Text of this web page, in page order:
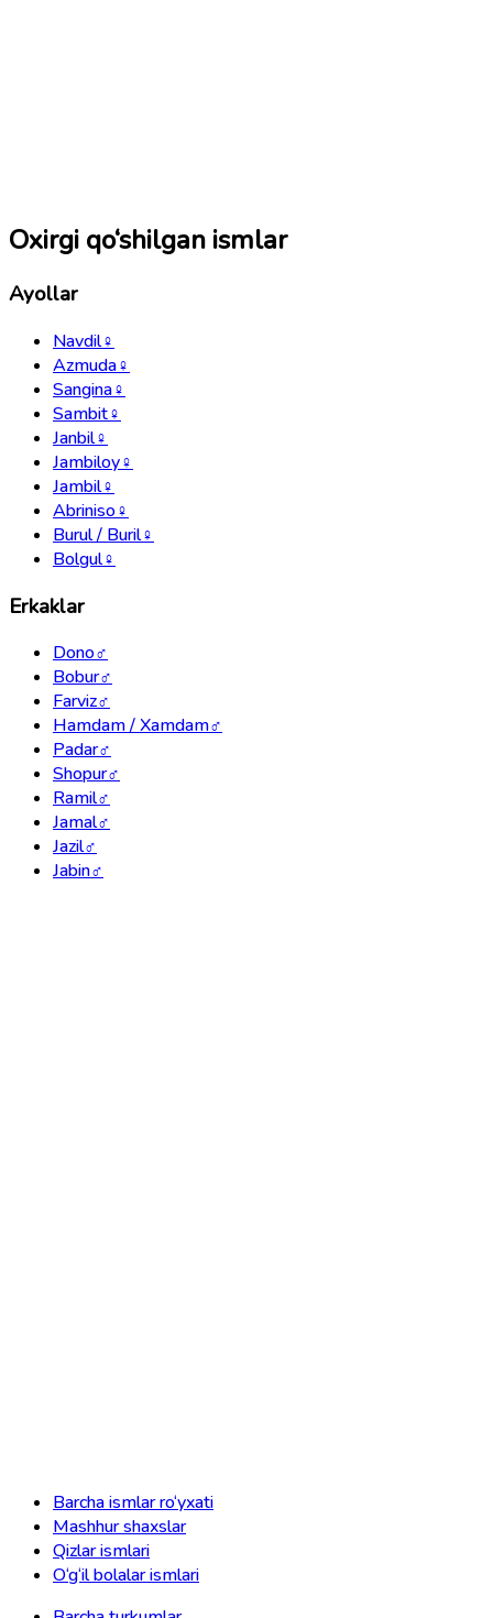
Oxirgi qo‘shilgan ismlar
Ayollar
Navdil♀
Azmuda♀
Sangina♀
Sambit♀
Janbil♀
Jambiloy♀
Jambil♀
Abriniso♀
Burul / Buril♀
Bolgul♀
Erkaklar
Dono♂
Bobur♂
Farviz♂
Hamdam / Xamdam♂
Padar♂
Shopur♂
Ramil♂
Jamal♂
Jazil♂
Jabin♂
Barcha ismlar ro‘yxati
Mashhur shaxslar
Qizlar ismlari
O‘g‘il bolalar ismlari